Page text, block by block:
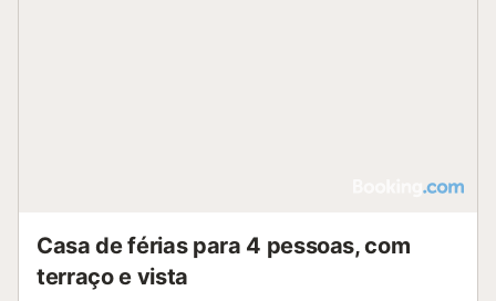
Casa de férias para 4 pessoas, com
terraço e vista